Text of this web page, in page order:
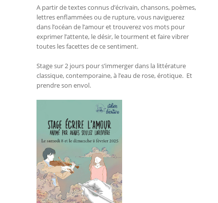
A partir de textes connus d’écrivain, chansons, poèmes,
lettres enflammées ou de rupture, vous naviguerez
dans l’océan de l’amour et trouverez vos mots pour
exprimer l’attente, le désir, le tourment et faire vibrer
toutes les facettes de ce sentiment.
Stage sur 2 jours pour s’immerger dans la littérature
classique, contemporaine, à l’eau de rose, érotique. Et
prendre son envol.